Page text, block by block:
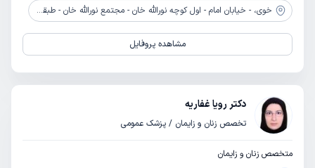
خوی، - خیابان امام - اول کوچه نورالله خان - مجتمع نورالله خان - طبقه 2 - واحد 3
مشاهده پروفایل
دکتر رویا غفاریه
تخصص زنان و زایمان / پزشک عمومی
متخصص زنان و زایمان